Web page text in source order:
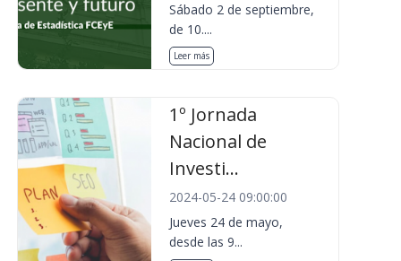
Sábado 2 de septiembre,
de 10....
Leer más
1º Jornada
Nacional de
Investi...
2024-05-24 09:00:00
Jueves 24 de mayo,
desde las 9...